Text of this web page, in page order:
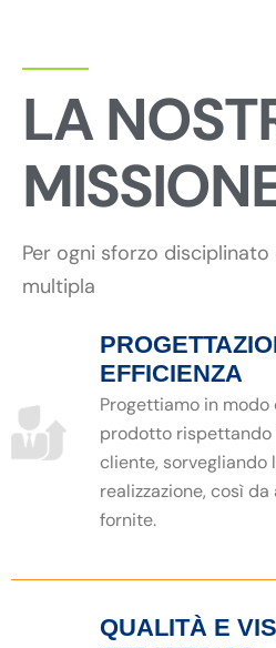
LA
Per ogni sforzo disciplinato
multipla
EFFICIENZA
Progettiamo in
prodotto
cliente, sorvegliando
realizzazione, così
fornite.
QUALITÀ E